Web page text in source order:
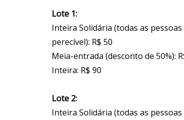
Lote 1:
Inteira Solidária (todas as
perecível): R$ 50
Meia-entrada (desconto de 50%):
Inteira: R$ 90
Lote 2:
Inteira Solidária (todas as